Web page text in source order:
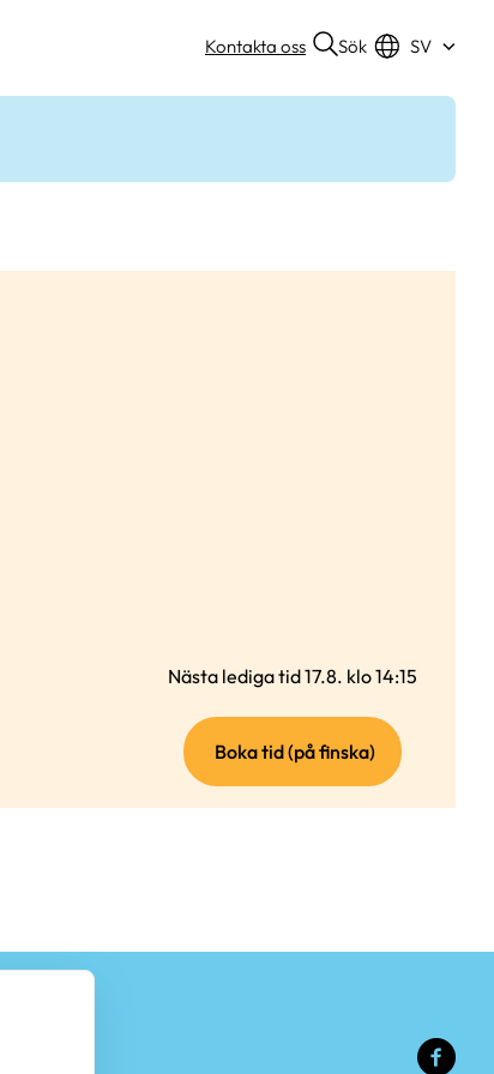
Kontakta oss Sök SV
Nästa lediga tid 17.8. klo 14:15
Boka tid (på finska)(extern
länk)